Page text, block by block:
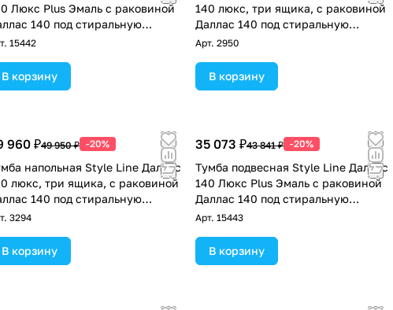
Люкс Plus Эмаль с раковиной
140 под стиральную
два ящика, левая, белая
15442
В корзину
140 люкс, три ящика, с раковиной
Даллас 140 под стиральную
машину, правая, белая
Арт. 2950
В корзину
960 ₽49 950 ₽ -20%
напольная Style Line Даллас
люкс, три ящика, с раковиной
140 под стиральную
левая, белая
3294
В корзину
35 073 ₽43 841 ₽ -20%
Тумба подвесная Style Line Даллас
140 Люкс Plus Эмаль с раковиной
Даллас 140 под стиральную
машину, два ящика, правая, белая
Арт. 15443
В корзину